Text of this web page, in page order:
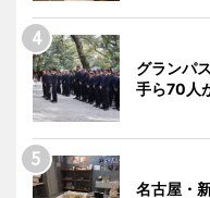
グランパ
手ら70人
名古屋・